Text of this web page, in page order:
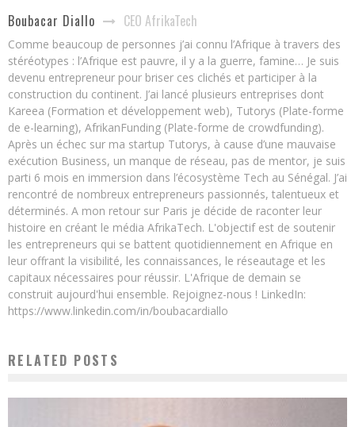
Boubacar Diallo CEO AfrikaTech
Comme beaucoup de personnes j’ai connu l’Afrique à travers des
stéréotypes : l’Afrique est pauvre, il y a la guerre, famine… Je suis
devenu entrepreneur pour briser ces clichés et participer à la
construction du continent. J’ai lancé plusieurs entreprises dont
Kareea (Formation et développement web), Tutorys (Plate-forme
de e-learning), AfrikanFunding (Plate-forme de crowdfunding).
Après un échec sur ma startup Tutorys, à cause d’une mauvaise
exécution Business, un manque de réseau, pas de mentor, je suis
parti 6 mois en immersion dans l’écosystème Tech au Sénégal. J’ai
rencontré de nombreux entrepreneurs passionnés, talentueux et
déterminés. A mon retour sur Paris je décide de raconter leur
histoire en créant le média AfrikaTech. L'objectif est de soutenir
les entrepreneurs qui se battent quotidiennement en Afrique en
leur offrant la visibilité, les connaissances, le réseautage et les
capitaux nécessaires pour réussir. L'Afrique de demain se
construit aujourd'hui ensemble. Rejoignez-nous ! LinkedIn:
https://www.linkedin.com/in/boubacardiallo
RELATED POSTS